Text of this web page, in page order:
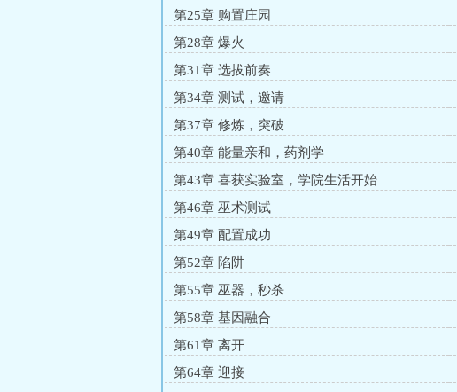
第25章 购置庄园
第28章 爆火
第31章 选拔前奏
第34章 测试，邀请
第37章 修炼，突破
第40章 能量亲和，药剂学
第43章 喜获实验室，学院生活开始
第46章 巫术测试
第49章 配置成功
第52章 陷阱
第55章 巫器，秒杀
第58章 基因融合
第61章 离开
第64章 迎接